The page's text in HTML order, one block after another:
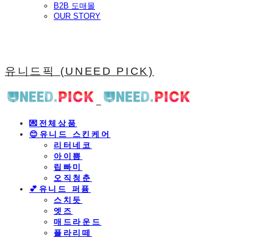
B2B 도매몰
OUR STORY
유니드픽 (UNEED PICK)
💌전체상품
😊유니드 스킨케어
리터네코
아이쁨
립빠미
오직청춘
💕유니드 퍼퓸
스치듯
엣즈
매드라운드
플라리떼